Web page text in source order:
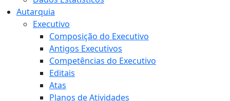
Autarquia
Executivo
Composição do Executivo
Antigos Executivos
Competências do Executivo
Editais
Atas
Planos de Atividades